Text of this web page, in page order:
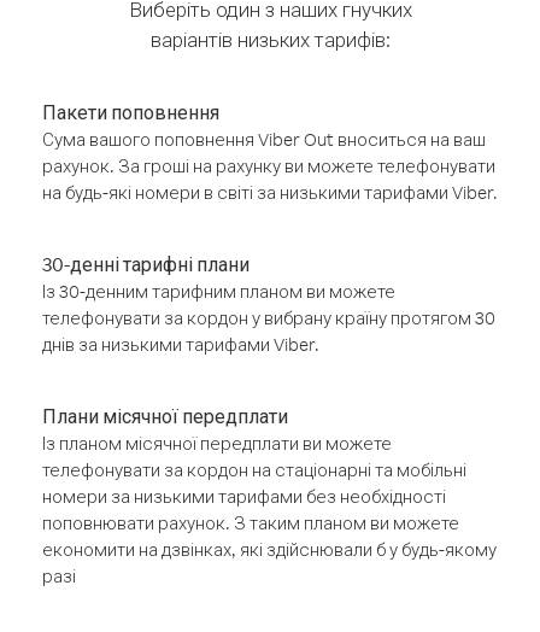
Виберіть один з наших гнучких
варіантів низьких тарифів:
Пакети поповнення
Сума вашого поповнення Viber Out вноситься на ваш
рахунок. За гроші на рахунку ви можете телефонувати
на будь-які номери в світі за низькими тарифами Viber.
30-денні тарифні плани
Із 30-денним тарифним планом ви можете
телефонувати за кордон у вибрану країну протягом 30
днів за низькими тарифами Viber.
Плани місячної передплати
Із планом місячної передплати ви можете
телефонувати за кордон на стаціонарні та мобільні
номери за низькими тарифами без необхідності
поповнювати рахунок. З таким планом ви можете
економити на дзвінках, які здійснювали б у будь-якому
разі